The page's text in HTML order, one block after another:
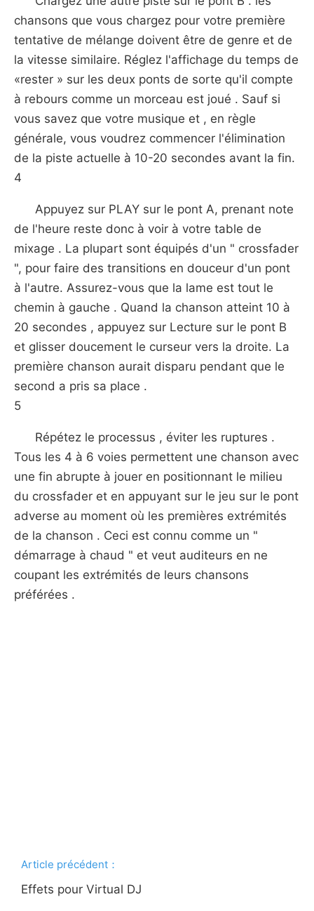
chansons que vous chargez pour votre première
tentative de mélange doivent être de genre et de
la vitesse similaire. Réglez l'affichage du temps de
«rester » sur les deux ponts de sorte qu'il compte
à rebours comme un morceau est joué . Sauf si
vous savez que votre musique et , en règle
générale, vous voudrez commencer l'élimination
de la piste actuelle à 10-20 secondes avant la fin.
4
Appuyez sur PLAY sur le pont A, prenant note
de l'heure reste donc à voir à votre table de
mixage . La plupart sont équipés d'un " crossfader
", pour faire des transitions en douceur d'un pont
à l'autre. Assurez-vous que la lame est tout le
chemin à gauche . Quand la chanson atteint 10 à
20 secondes , appuyez sur Lecture sur le pont B
et glisser doucement le curseur vers la droite. La
première chanson aurait disparu pendant que le
second a pris sa place .
5
Répétez le processus , éviter les ruptures .
Tous les 4 à 6 voies permettent une chanson avec
une fin abrupte à jouer en positionnant le milieu
du crossfader et en appuyant sur le jeu sur le pont
adverse au moment où les premières extrémités
de la chanson . Ceci est connu comme un "
démarrage à chaud " et veut auditeurs en ne
coupant les extrémités de leurs chansons
préférées .
Article précédent：
Effets pour Virtual DJ